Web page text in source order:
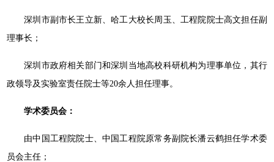
深圳市副市长王立新、哈工大校长周玉、工程院院士高文担任副
理事长；
深圳市政府相关部门和深圳当地高校科研机构为理事单位，其行
政领导及实验室责任院士等20余人担任理事。
学术委员会：
由中国工程院院士、中国工程院原常务副院长潘云鹤担任学术委
员会主任；